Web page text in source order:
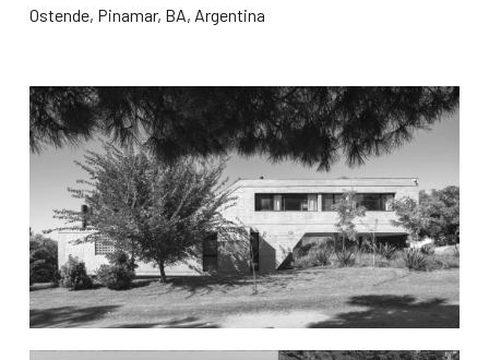
Ostende, Pinamar, BA, Argentina